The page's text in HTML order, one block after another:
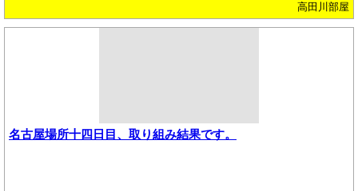
高田川部屋
名古屋場所十四日目、取り組み結果です。